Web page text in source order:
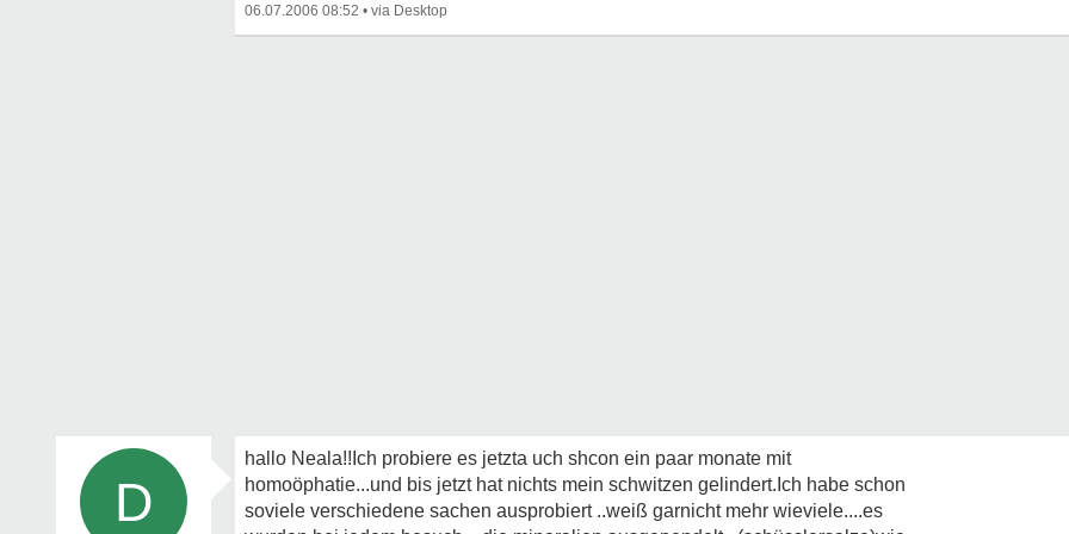
06.07.2006 08:52 •
D
hallo Neala!!Ich probiere es jetzta uch shcon ein paar monate mit
homoöphatie...und bis jetzt hat nichts mein schwitzen gelindert.Ich habe schon
soviele verschiedene sachen ausprobiert ..weiß garnicht mehr wieviele....es